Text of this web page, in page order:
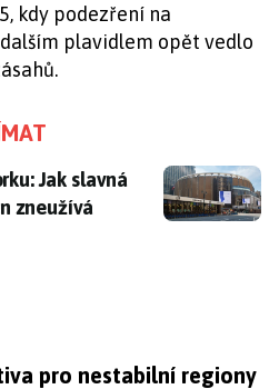
kdy podezření na
plavidlem opět vedlo
Jak slavná Madison
Jak slavná
zneužívá
pro nestabilní regiony